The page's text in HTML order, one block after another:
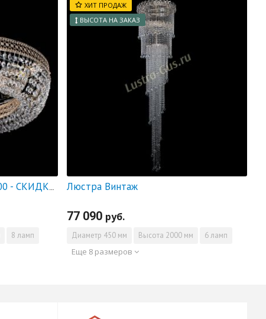
Люстра Венеция Кольцо 700 - СКИДКА!!!
8 ламп
ХИТ ПРОДАЖ
ВЫСОТА НА ЗАКАЗ
Люстра Винтаж
77 090 руб.
Диаметр 450 мм Высота 2000 мм 6 ламп
Еще 8 размеров